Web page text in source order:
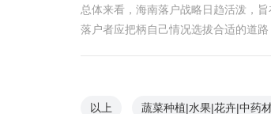
总体来看，海南落户战略日趋活泼，
落户者应把柄自己情况选拔合适的道
以上 蔬菜种植|水果|花卉|中药